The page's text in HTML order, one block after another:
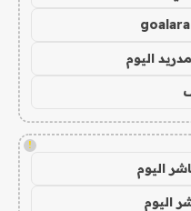
اليوم
!
اليوم
اليوم